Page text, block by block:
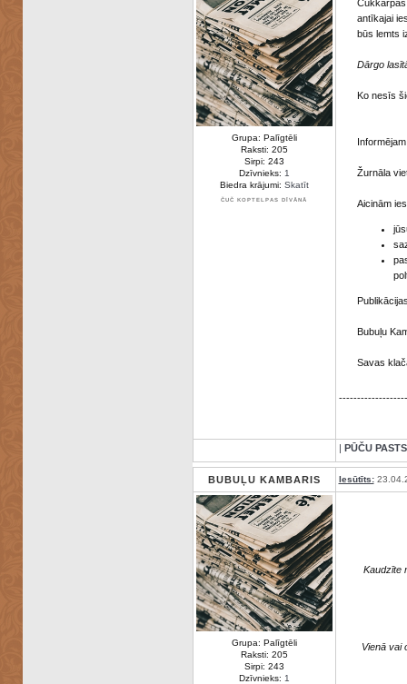
Grupa: Palīgtēli
Raksti: 205
Sirpi: 243
Dzīvnieks: 1
Biedra krājumi: Skatīt
ČUČ KOPTELPAS DĪVĀNĀ
antīkajai
būs lemts
Dārgo
Ko nesīs
Žurnāla
Aicinām
Bubuļu
Savas
| PŪČU PASTS
BUBUĻU KAMBARIS Iesūtīts:
Grupa: Palīgtēli
Raksti: 205
Sirpi: 243
Dzīvnieks: 1
Kaudzīte
Vienā vai